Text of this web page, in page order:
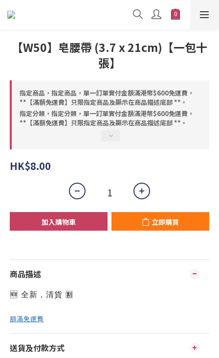
【W50】皂腰帶 (3.7 x 21cm)【一包十
張】
指定商品，指定商品，單一訂單實付金額滿港幣$600免運費，
**【滿額免運費】只限指定商品及顯示在商品描述底部 **。
指定分類，指定分類，單一訂單實付金額滿港幣$600免運費，
**【滿額免運費】只限指定商品及顯示在商品描述底部 **。
HK$8.00
加入購物車 立即購買
商品描述
🆕 全新，清貨 🈹️
額滿免運費
送貨及付款方式